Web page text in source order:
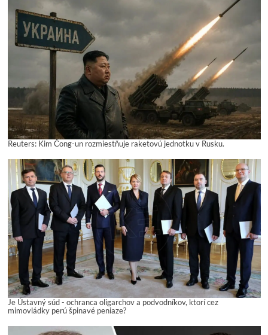
Reuters: Kim Čong-un rozmiestňuje raketovú jednotku v Rusku.
Je Ústavný súd - ochranca oligarchov a podvodníkov, ktorí cez
mimovládky perú špinavé peniaze?